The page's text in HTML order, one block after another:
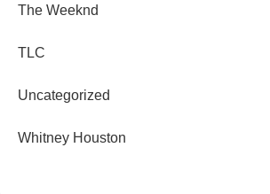
The Weeknd
TLC
Uncategorized
Whitney Houston